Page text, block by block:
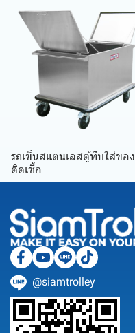
รถเข็นสแตนเลสตู้ทึบใส่ของ
ติดเชื้อ
@siamtrolley